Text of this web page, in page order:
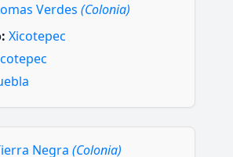
Verdes (Colonia)
Xicotepec
Negra (Colonia)